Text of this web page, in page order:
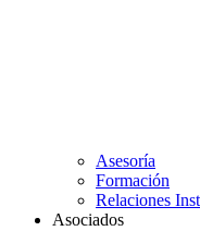
Asesoría
Formación
Relaciones
Asociados